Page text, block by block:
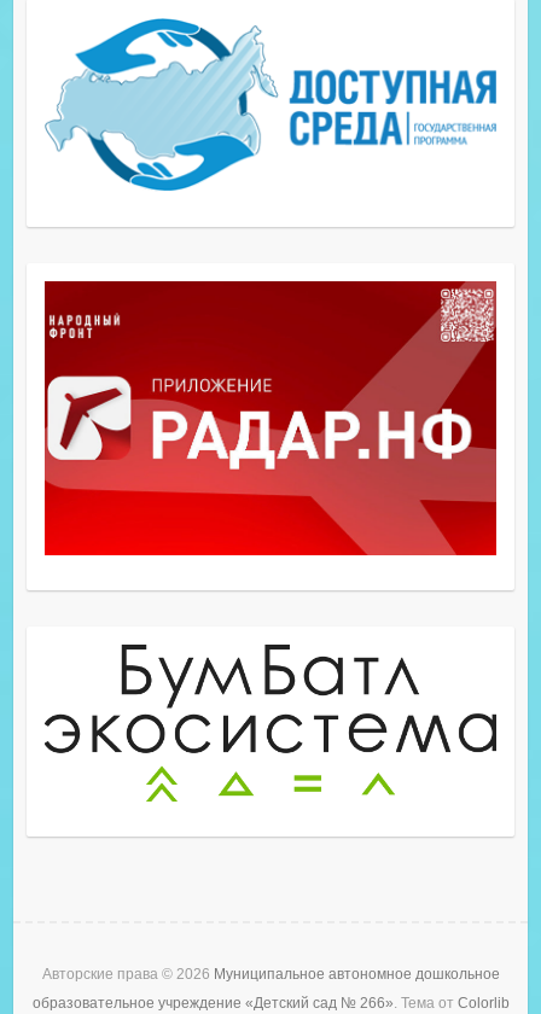
Авторские права © 2026 Муниципальное автономное дошкольное
образовательное учреждение «Детский сад № 266». Тема от Colorlib